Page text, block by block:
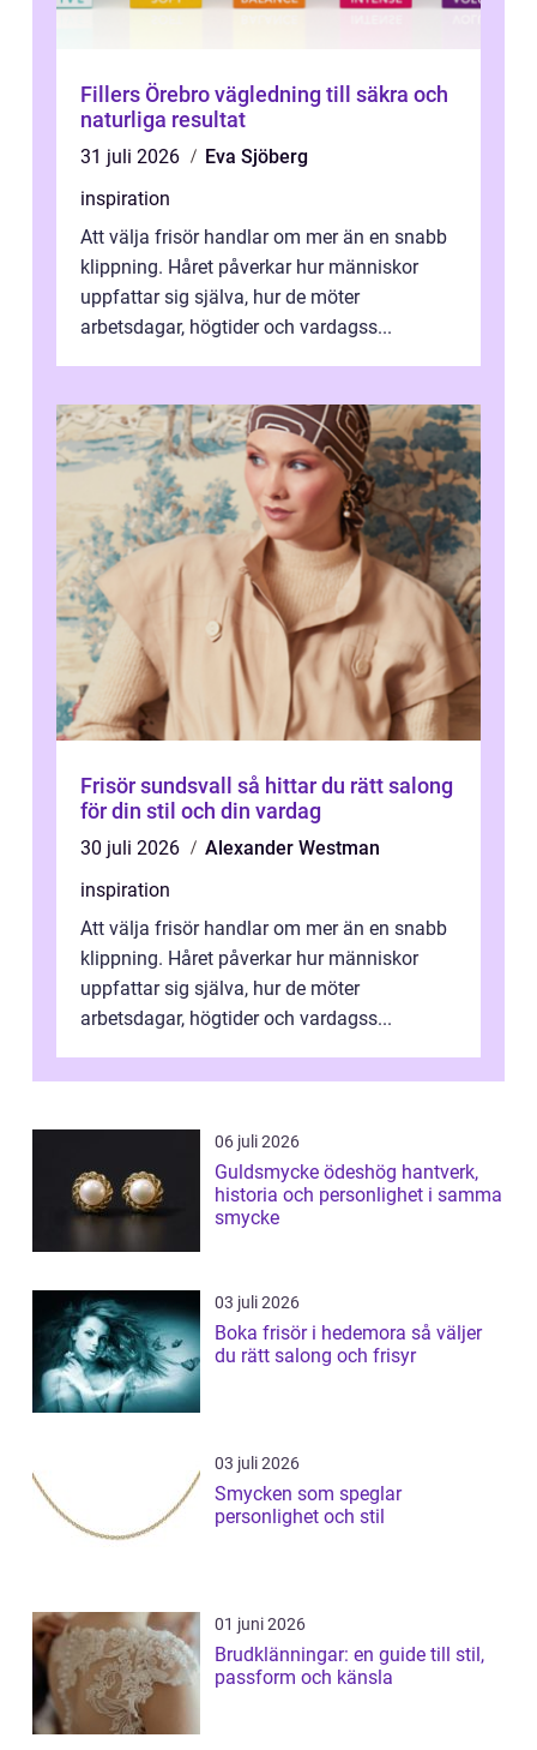
Fillers Örebro vägledning till säkra och
naturliga resultat
31 juli 2026
Eva Sjöberg
inspiration
Att välja frisör handlar om mer än en snabb
klippning. Håret påverkar hur människor
uppfattar sig själva, hur de möter
arbetsdagar, högtider och vardagss...
Frisör sundsvall så hittar du rätt salong
för din stil och din vardag
30 juli 2026
Alexander Westman
inspiration
Att välja frisör handlar om mer än en snabb
klippning. Håret påverkar hur människor
uppfattar sig själva, hur de möter
arbetsdagar, högtider och vardagss...
06 juli 2026
Guldsmycke ödeshög hantverk,
historia och personlighet i samma
smycke
03 juli 2026
Boka frisör i hedemora så väljer
du rätt salong och frisyr
03 juli 2026
Smycken som speglar
personlighet och stil
01 juni 2026
Brudklänningar: en guide till stil,
passform och känsla